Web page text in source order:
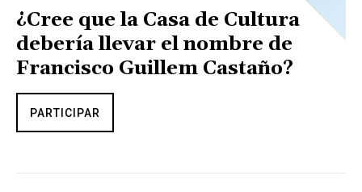
¿Cree que la Casa de Cultura
debería llevar el nombre de
Francisco Guillem Castaño?
PARTICIPAR